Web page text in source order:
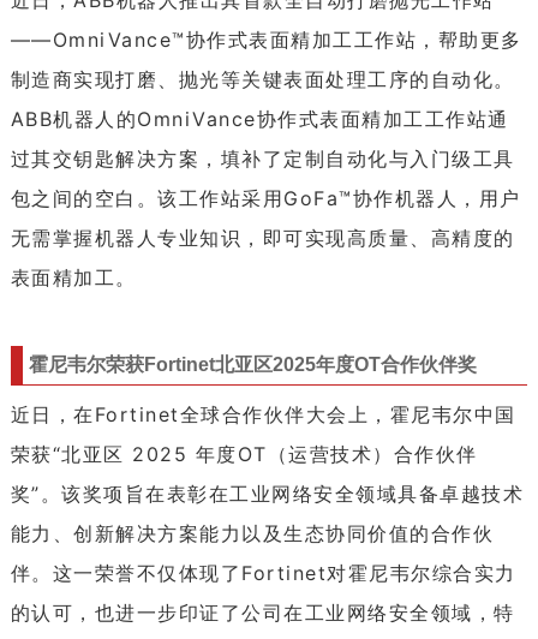
——OmniVance™协作式表面精加工工作站，帮助更多
制造商实现打磨、抛光等关键表面处理工序的自动化。
ABB机器人的OmniVance协作式表面精加工工作站通
过其交钥匙解决方案，填补了定制自动化与入门级工具
包之间的空白。该工作站采用GoFa™协作机器人，用户
无需掌握机器人专业知识，即可实现高质量、高精度的
表面精加工。
霍尼韦尔荣获Fortinet北亚区2025年度OT合作伙伴奖
近日，在Fortinet全球合作伙伴大会上，霍尼韦尔中国
荣获“北亚区 2025 年度OT（运营技术）合作伙伴
奖”。该奖项旨在表彰在工业网络安全领域具备卓越技术
能力、创新解决方案能力以及生态协同价值的合作伙
伴。这一荣誉不仅体现了Fortinet对霍尼韦尔综合实力
的认可，也进一步印证了公司在工业网络安全领域，特